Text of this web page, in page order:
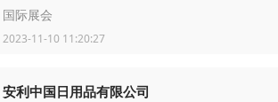
国际展会
2023-11-10 11:20:27
安利中国日用品有限公司